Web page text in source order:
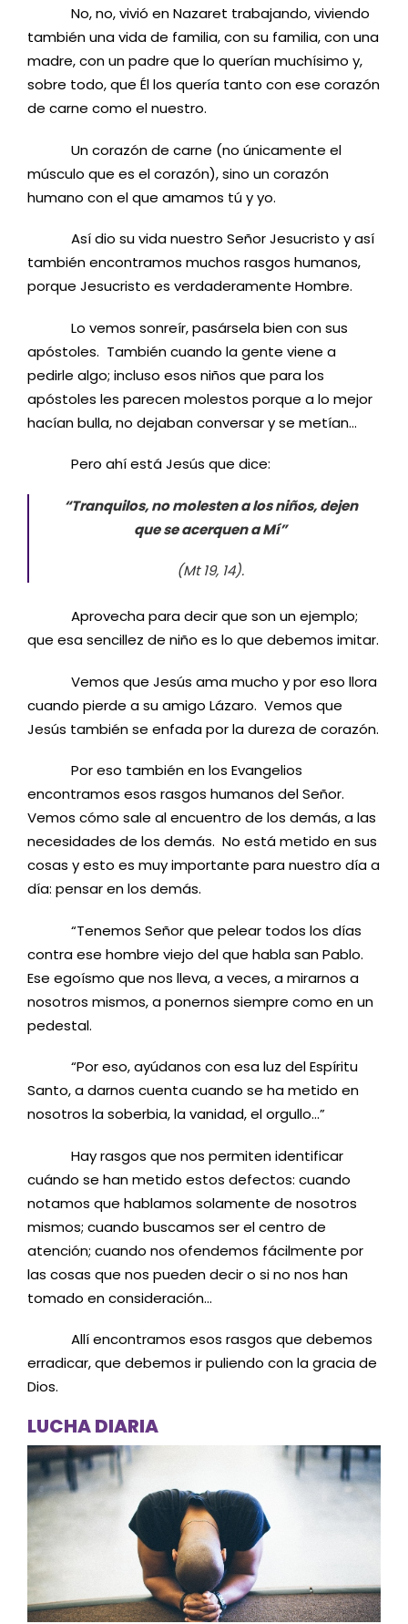
No, no, vivió en Nazaret trabajando, viviendo
también una vida de familia, con su familia, con una
madre, con un padre que lo querían muchísimo y,
sobre todo, que Él los quería tanto con ese corazón
de carne como el nuestro.
Un corazón de carne (no únicamente el
músculo que es el corazón), sino un corazón
humano con el que amamos tú y yo.
Así dio su vida nuestro Señor Jesucristo y así
también encontramos muchos rasgos humanos,
porque Jesucristo es verdaderamente Hombre.
Lo vemos sonreír, pasársela bien con sus
apóstoles. También cuando la gente viene a
pedirle algo; incluso esos niños que para los
apóstoles les parecen molestos porque a lo mejor
hacían bulla, no dejaban conversar y se metían…
Pero ahí está Jesús que dice:
“Tranquilos, no molesten a los niños, dejen
que se acerquen a Mí”
(Mt 19, 14).
Aprovecha para decir que son un ejemplo;
que esa sencillez de niño es lo que debemos imitar.
Vemos que Jesús ama mucho y por eso llora
cuando pierde a su amigo Lázaro. Vemos que
Jesús también se enfada por la dureza de corazón.
Por eso también en los Evangelios
encontramos esos rasgos humanos del Señor.
Vemos cómo sale al encuentro de los demás, a las
necesidades de los demás. No está metido en sus
cosas y esto es muy importante para nuestro día a
día: pensar en los demás.
“Tenemos Señor que pelear todos los días
contra ese hombre viejo del que habla san Pablo.
Ese egoísmo que nos lleva, a veces, a mirarnos a
nosotros mismos, a ponernos siempre como en un
pedestal.
“Por eso, ayúdanos con esa luz del Espíritu
Santo, a darnos cuenta cuando se ha metido en
nosotros la soberbia, la vanidad, el orgullo…”
Hay rasgos que nos permiten identificar
cuándo se han metido estos defectos: cuando
notamos que hablamos solamente de nosotros
mismos; cuando buscamos ser el centro de
atención; cuando nos ofendemos fácilmente por
las cosas que nos pueden decir o si no nos han
tomado en consideración…
Allí encontramos esos rasgos que debemos
erradicar, que debemos ir puliendo con la gracia de
Dios.
LUCHA DIARIA